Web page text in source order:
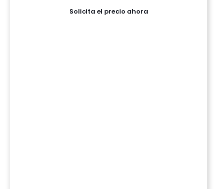
Solicita el precio ahora